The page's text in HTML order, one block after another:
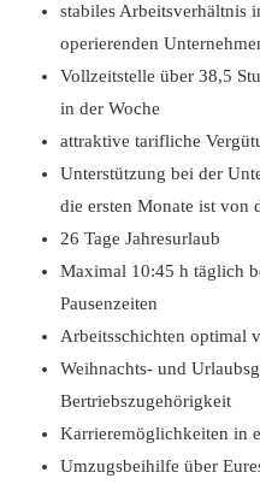
stabiles Arbeitsverhältnis
operierenden
Vollzeitstelle über 38,5
in der Woche
attraktive tarifliche
Unterstützung bei der
die ersten Monate ist von
26 Tage Jahresurlaub
Maximal 10:45 h täglich
Pausenzeiten
Arbeitsschichten optimal
Weihnachts- und
Bertriebszugehörigkeit
Karrieremöglichkeiten in
Umzugsbeihilfe über